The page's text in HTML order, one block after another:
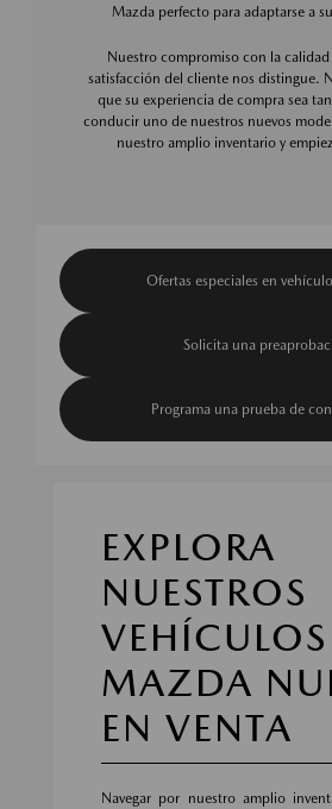
Mazda perfecto para adaptarse a
Nuestro compromiso con la calidad
satisfacción del cliente nos distingue.
que su experiencia de compra sea
conducir uno de nuestros nuevos
nuestro amplio inventario y
Ofertas especiales en
Solicita una
Programa una prueba de
EXPLORA
NUESTROS
VEHÍCULOS
MAZDA
EN VENTA
Navegar por nuestro amplio